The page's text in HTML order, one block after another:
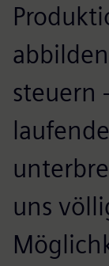
steuern
uns